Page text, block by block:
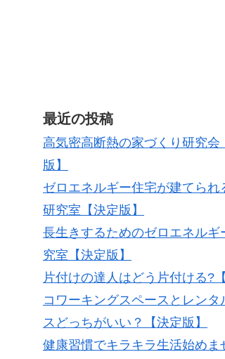
最近の投稿
高気密高断熱の家づくり研究会
版】
ゼロエネルギー住宅が建てられ
研究室【決定版】
長生きするためのゼロエネルギ
究室【決定版】
片付けの達人はどう片付ける?
コワーキングスペースとレンタ
スどっちがいい？【決定版】
健康習慣でキラキラ生活始めま